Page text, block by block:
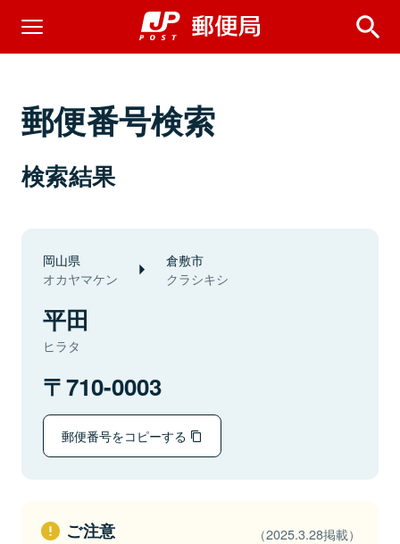
郵便番号検索
検索結果
岡山県
オカヤマケン
倉敷市
クラシキシ
平田
ヒラタ
710-0003
郵便番号をコピーする
ご注意 （2025.3.28掲載）